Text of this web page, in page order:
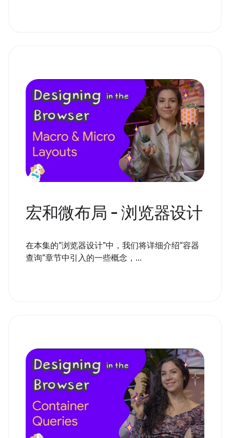
宏和微布局 - 浏览器设计
在本集的“浏览器设计”中，我们将详细介绍“容器
查询”章节中引入的一些概念，...